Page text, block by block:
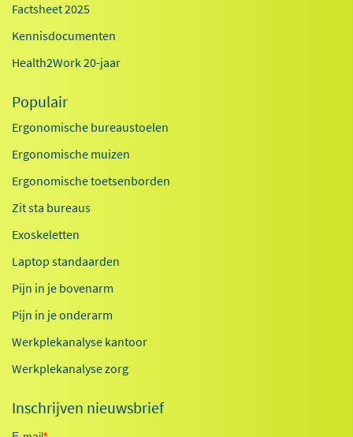
Factsheet 2025
Kennisdocumenten
Health2Work 20-jaar
Populair
Ergonomische bureaustoelen
Ergonomische muizen
Ergonomische toetsenborden
Zit sta bureaus
Exoskeletten
Laptop standaarden
Pijn in je bovenarm
Pijn in je onderarm
Werkplekanalyse kantoor
Werkplekanalyse zorg
Inschrijven nieuwsbrief